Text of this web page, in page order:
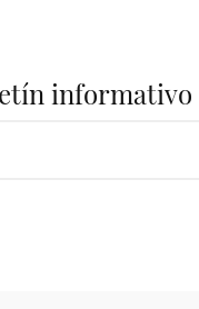
informativo